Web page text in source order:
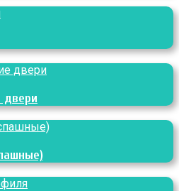
двери